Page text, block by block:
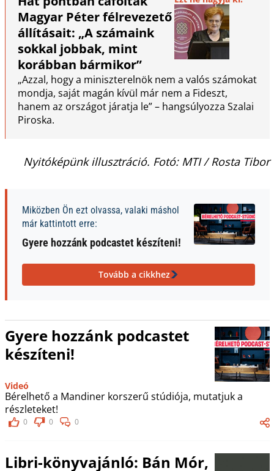
Magyar Péter félrevezető
állításait: „A számaink
sokkal jobbak, mint
korábban bármikor”
„Azzal, hogy a miniszterelnök nem a valós számokat
mondja, saját magán kívül már nem a Fideszt,
hanem az országot járatja le” – hangsúlyozza Szalai
Piroska.
Nyitóképünk illusztráció. Fotó: MTI / Rosta Tibor
Miközben Ön ezt olvassa, valaki máshol
már kattintott erre:
Gyere hozzánk podcastet készíteni!
Tovább a cikkhez
Gyere hozzánk podcastet
készíteni!
Videó
Bérelhető a Mandiner korszerű stúdiója, mutatjuk a
részleteket!
0 0 0
Libri-könyvajánló: Bán Mór,